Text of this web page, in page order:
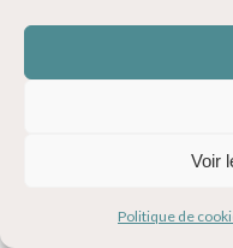
Voir
Politique de